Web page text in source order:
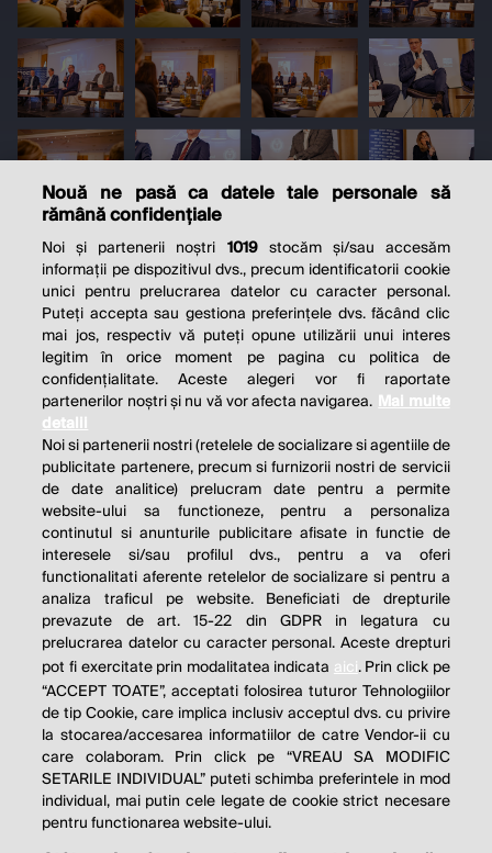
THE SOCIAL RESPONSIBILITY OF
BUSINESS IS TO INCREASE ITS
PROFITS.
Milton Friedman
© 2026 Profit.ro. Toate drepturile rezervate.
Nouă ne pasă ca datele tale personale să
rămână confidențiale
Noi și partenerii noștri 1019stocăm și/sau accesăm
informații pe dispozitivul dvs., precum identificatorii cookie
unici pentru prelucrarea datelor cu caracter personal.
Puteți accepta sau gestiona preferințele dvs. făcând clic
mai jos, respectiv vă puteți opune utilizării unui interes
legitim în orice moment pe pagina cu politica de
confidențialitate. Aceste alegeri vor fi raportate
partenerilor noștri și nu vă vor afecta navigarea. Mai multe
detalii
Noi si partenerii nostri (retelele de socializare si agentiile de
publicitate partenere, precum si furnizorii nostri de servicii
de date analitice) prelucram date pentru a permite
website-ului sa functioneze, pentru a personaliza
continutul si anunturile publicitare afisate in functie de
interesele si/sau profilul dvs., pentru a va oferi
functionalitati aferente retelelor de socializare si pentru a
analiza traficul pe website. Beneficiati de drepturile
prevazute de art. 15-22 din GDPR in legatura cu
prelucrarea datelor cu caracter personal. Aceste drepturi
pot fi exercitate prin modalitatea indicata aici. Prin click pe
“ACCEPT TOATE”, acceptati folosirea tuturor Tehnologiilor
de tip Cookie, care implica inclusiv acceptul dvs. cu privire
la stocarea/accesarea informatiilor de catre Vendor-ii cu
care colaboram. Prin click pe “VREAU SA MODIFIC
SETARILE INDIVIDUAL” puteti schimba preferintele in mod
individual, mai putin cele legate de cookie strict necesare
pentru functionarea website-ului.